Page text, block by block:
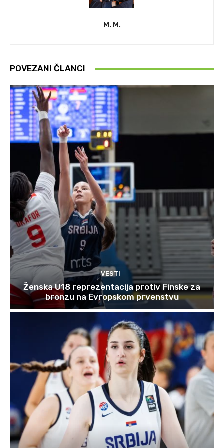
M. M.
POVEZANI ČLANCI
VESTI
Ženska U18 reprezentacija protiv Finske za
bronzu na Evropskom prvenstvu